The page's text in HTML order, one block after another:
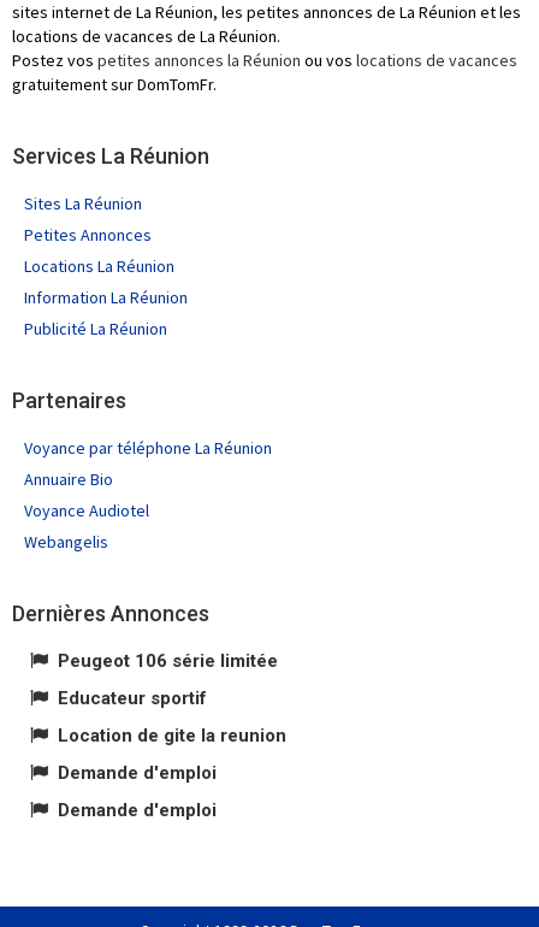
sites internet de La Réunion, les petites annonces de La Réunion et les
locations de vacances de La Réunion.
Postez vos petites annonces la Réunion ou vos locations de vacances
gratuitement sur DomTomFr.
Services La Réunion
Sites La Réunion
Petites Annonces
Locations La Réunion
Information La Réunion
Publicité La Réunion
Partenaires
Voyance par téléphone La Réunion
Annuaire Bio
Voyance Audiotel
Webangelis
Dernières Annonces
Peugeot 106 série limitée
Educateur sportif
Location de gite la reunion
Demande d'emploi
Demande d'emploi